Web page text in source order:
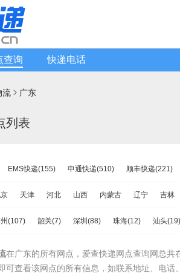
查询 快递电话
流  广东
列表
EMS快递(155) 申通快递(510) 顺丰快递(221)
增益快递(283) 安能物流(4273) 苏宁快
中铁物流(329) 品骏快递(161) 远成快运
天津 河北 山西 内蒙古 辽宁 吉林
香港 澳门
(107) 韶关(7) 深圳(88) 珠海(12) 汕头(19)
东莞(70) 中山(39) 潮州(18) 揭阳(8) 云浮
在广东的所有网点，爱查快递网点查询网总共
可查看该网点的所有信息，如联系地址、电话